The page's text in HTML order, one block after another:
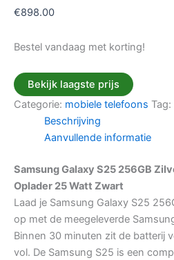
€898.00
Bestel vandaag met korting!
Bekijk laagste prijs
Categorie: mobiele telefoons Tag:
Beschrijving
Aanvullende informatie
Samsung Galaxy S25 256GB
Oplader 25 Watt Zwart
Laad je Samsung Galaxy S25
op met de meegeleverde
Binnen 30 minuten zit de batterij
vol. De Samsung S25 is een